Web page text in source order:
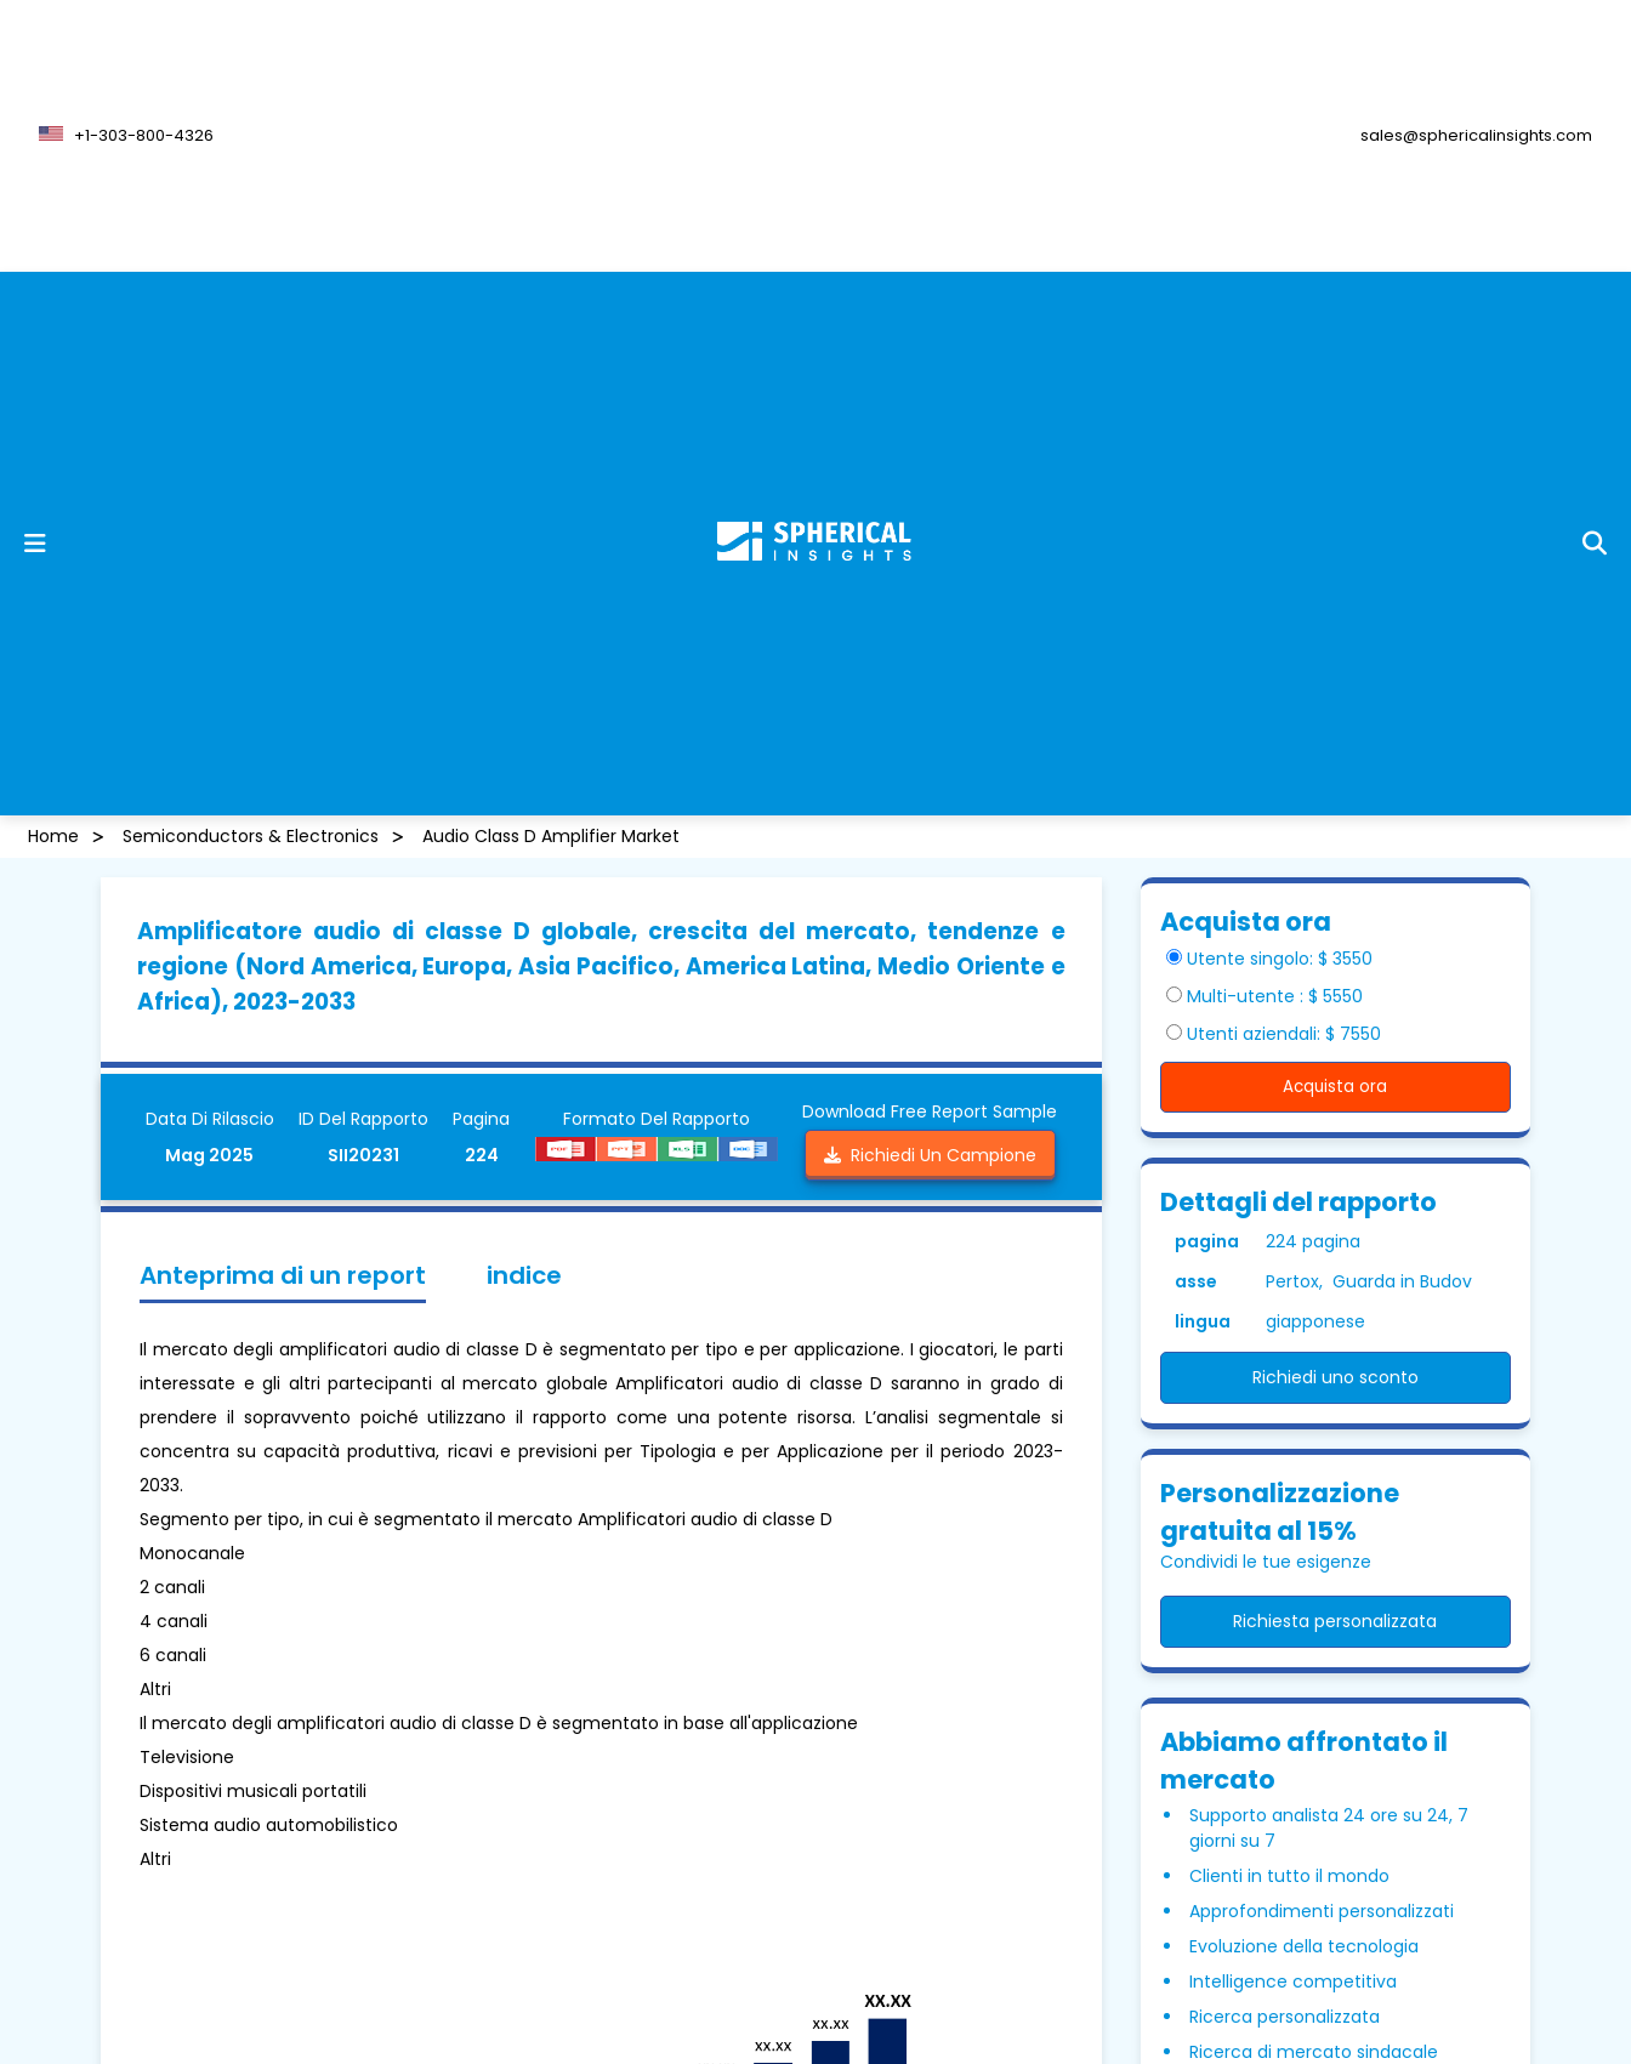
+1-303-800-4326 sales@sphericalinsights.com
Home Semiconductors & Electronics Audio Class D Amplifier Market
Amplificatore audio di classe D globale, crescita del mercato, tendenze e
regione (Nord America, Europa, Asia Pacifico, America Latina, Medio Oriente e
Africa), 2023-2033
Data Di Rilascio
Mag 2025
ID Del Rapporto
SII20231
Pagina
224
Formato Del Rapporto
Download Free Report Sample
Richiedi Un Campione
Anteprima di un report indice
Il mercato degli amplificatori audio di classe D è segmentato per tipo e per applicazione. I giocatori, le parti
interessate e gli altri partecipanti al mercato globale Amplificatori audio di classe D saranno in grado di
prendere il sopravvento poiché utilizzano il rapporto come una potente risorsa. L’analisi segmentale si
concentra su capacità produttiva, ricavi e previsioni per Tipologia e per Applicazione per il periodo 2023-
2033.
Segmento per tipo, in cui è segmentato il mercato Amplificatori audio di classe D
Monocanale
2 canali
4 canali
6 canali
Altri
Il mercato degli amplificatori audio di classe D è segmentato in base all'applicazione
Televisione
Dispositivi musicali portatili
Sistema audio automobilistico
Altri
Acquista ora
Utente singolo: $ 3550
Multi-utente : $ 5550
Utenti aziendali: $ 7550
Acquista ora
Dettagli del rapporto
pagina
224 pagina
asse
Pertox, Guarda in Budov
lingua
giapponese
Richiedi uno sconto
Personalizzazione
gratuita al 15%
Condividi le tue esigenze
Richiesta personalizzata
Abbiamo affrontato il
mercato
Supporto analista 24 ore su 24, 7
giorni su 7
Clienti in tutto il mondo
Approfondimenti personalizzati
Evoluzione della tecnologia
Intelligence competitiva
Ricerca personalizzata
Ricerca di mercato sindacale